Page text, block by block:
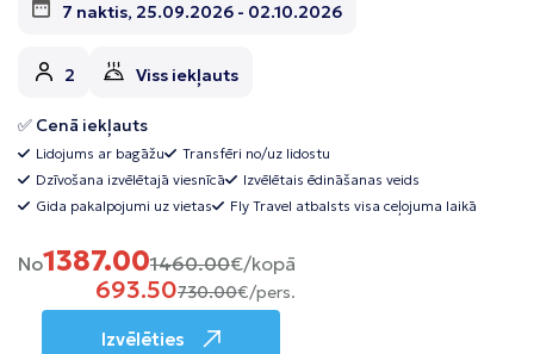
7 naktis, 25.09.2026 - 02.10.2026
2 Viss iekļauts
✅ Cenā iekļauts
Lidojums ar bagāžu
Transfēri no/uz lidostu
Dzīvošana izvēlētajā viesnīcā
Izvēlētais ēdināšanas veids
Gida pakalpojumi uz vietas
Fly Travel atbalsts visa ceļojuma laikā
No1387.001460.00€/kopā
693.50730.00€/pers.
Izvēlēties